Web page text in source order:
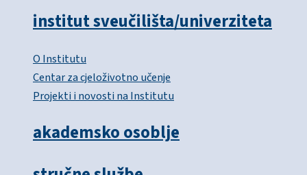
institut sveučilišta/univerziteta
O Institutu
Centar za cjeloživotno učenje
Projekti i novosti na Institutu
akademsko osoblje